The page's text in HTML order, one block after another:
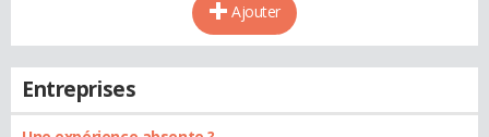
Ajouter
Entreprises